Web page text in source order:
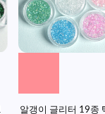
알갱이 글리터 19종